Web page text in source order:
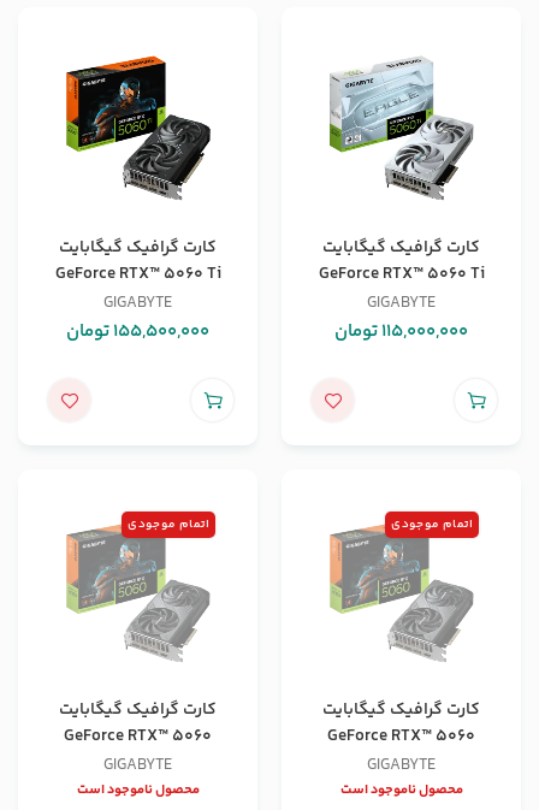
کارت گرافیک گیگابایت
GeForce RTX™ 5060 Ti
EAGLE OC ICE 8G
GIGABYTE
115,000,000تومان
کارت گرافیک گیگابایت
GeForce RTX™ 5060 Ti
WINDFORCE MAX OC 16G
GIGABYTE
155,500,000تومان
اتمام موجودی
کارت گرافیک گیگابایت
GeForce RTX™ 5060
WINDFORCE 8G
GIGABYTE
محصول ناموجود است
اتمام موجودی
کارت گرافیک گیگابایت
GeForce RTX™ 5060
WINDFORCE OC 8G
GIGABYTE
محصول ناموجود است